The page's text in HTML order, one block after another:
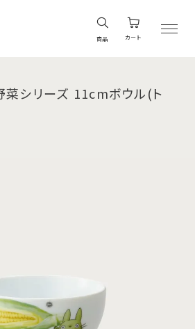
商品 カート
菜シリーズ 11cmボウル(ト